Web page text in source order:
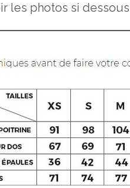
les photos si